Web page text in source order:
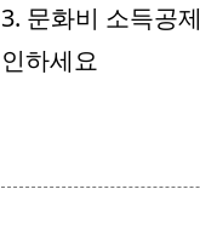
3. 문화비 소득공
인하세요